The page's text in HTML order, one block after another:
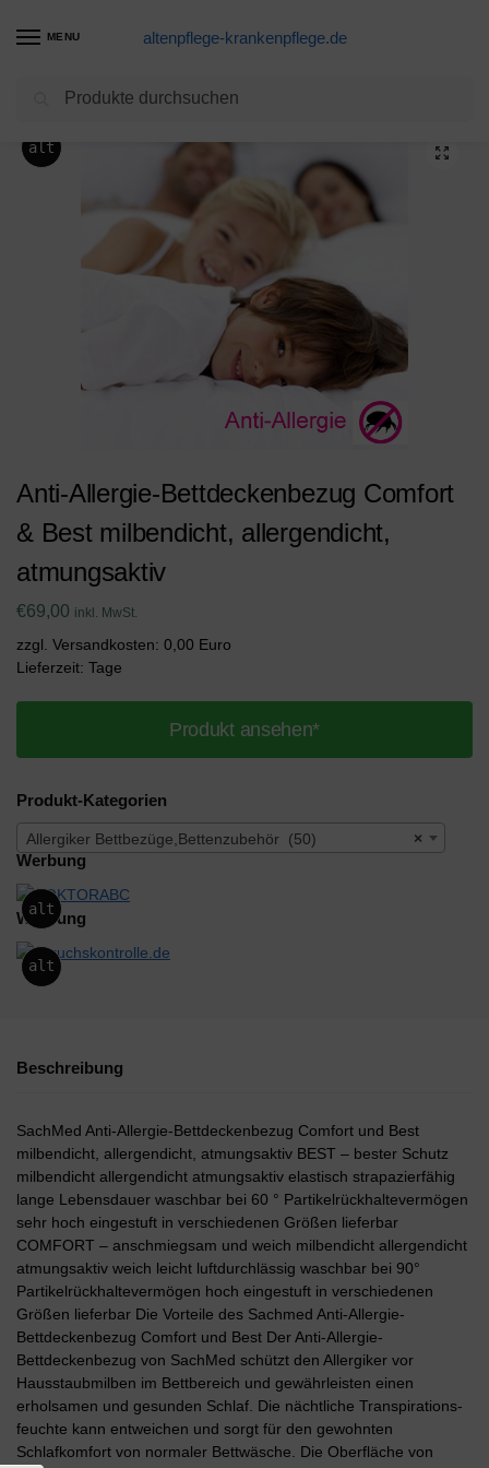
MENU altenpflege-krankenpflege.de
Allergiker Bettbezüge,Bettenzubehör
alt
Anti-Allergie-Bettdeckenbezug Comfort
& Best milbendicht, allergendicht,
atmungsaktiv
€69,00 inkl. MwSt.
zzgl. Versandkosten: 0,00 Euro
Lieferzeit: Tage
Produkt ansehen*
Produkt-Kategorien
×
Allergiker Bettbezüge,Bettenzubehör (50)
Werbung
alt
Werbung
alt
Beschreibung
SachMed Anti-Allergie-Bettdeckenbezug Comfort und Best
milbendicht, allergendicht, atmungsaktiv BEST – bester Schutz
milbendicht allergendicht atmungsaktiv elastisch strapazierfähig
lange Lebensdauer waschbar bei 60 ° Partikelrückhaltevermögen
sehr hoch eingestuft in verschiedenen Größen lieferbar
COMFORT – anschmiegsam und weich milbendicht allergendicht
atmungsaktiv weich leicht luftdurchlässig waschbar bei 90°
Partikelrückhaltevermögen hoch eingestuft in verschiedenen
Größen lieferbar Die Vorteile des Sachmed Anti-Allergie-
Bettdeckenbezug Comfort und Best Der Anti-Allergie-
Bettdeckenbezug von SachMed schützt den Allergiker vor
Hausstaubmilben im Bettbereich und gewährleisten einen
erholsamen und gesunden Schlaf. Die nächtliche Transpirations-
feuchte kann entweichen und sorgt für den gewohnten
Schlafkomfort von normaler Bettwäsche. Die Oberfläche von